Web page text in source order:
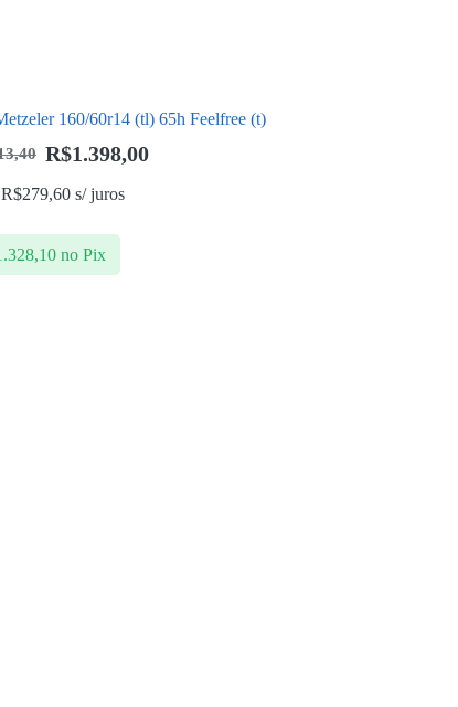
160/60r14 (tl) 65h Feelfree (t)
R$1.398,00
R$279,60s/ juros
no Pix